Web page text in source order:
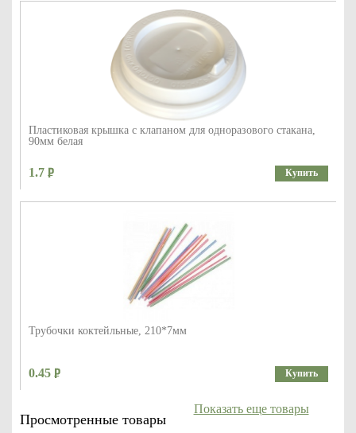
Пластиковая крышка с клапаном для одноразового стакана,
90мм белая
1.7 Купить
Трубочки коктейльные, 210*7мм
0.45 Купить
Просмотренные товары
Показать еще товары